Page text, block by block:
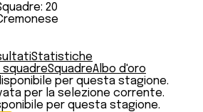
20
Statistiche
SquadreAlbo d'oro
per questa stagione.
per la selezione corrente.
per questa stagione.